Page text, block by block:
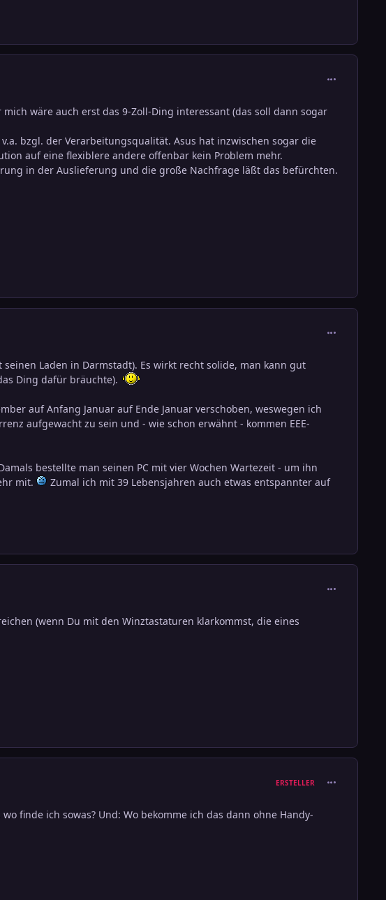
wäre auch erst das 9-Zoll-Ding interessant (das soll dann sogar
bzgl. der Verarbeitungsqualität. Asus hat inzwischen sogar die
auf eine flexiblere andere offenbar kein Problem mehr.
in der Auslieferung und die große Nachfrage läßt das befürchten.
seinen Laden in Darmstadt). Es wirkt recht solide, man kann gut
Ding dafür bräuchte).
auf Anfang Januar auf Ende Januar verschoben, weswegen ich
aufgewacht zu sein und - wie schon erwähnt - kommen EEE-
bestellte man seinen PC mit vier Wochen Wartezeit - um ihn
mit.
Zumal ich mit 39 Lebensjahren auch etwas entspannter auf
(wenn Du mit den Winztastaturen klarkommst, die eines
ERSTELLER
finde ich sowas? Und: Wo bekomme ich das dann ohne Handy-